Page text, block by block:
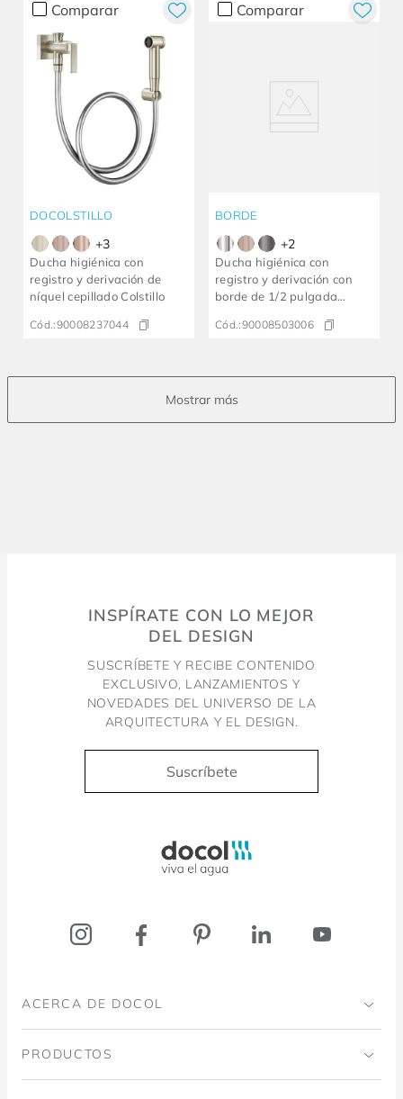
Comparar
DOCOLSTILLO
+3
Ducha higiénica con
registro y derivación de
níquel cepillado Colstillo
Cód.:90008237044
Comparar
BORDE
+2
Ducha higiénica con
registro y derivación con
borde de 1/2 pulgada
Cód.:90008503006
INSPÍRATE CON LO MEJOR
DEL DESIGN
SUSCRÍBETE Y RECIBE CONTENIDO
EXCLUSIVO, LANZAMIENTOS Y
NOVEDADES DEL UNIVERSO DE LA
ARQUITECTURA Y EL DESIGN.
Suscríbete
ACERCA DE DOCOL
Institucional
PRODUCTOS